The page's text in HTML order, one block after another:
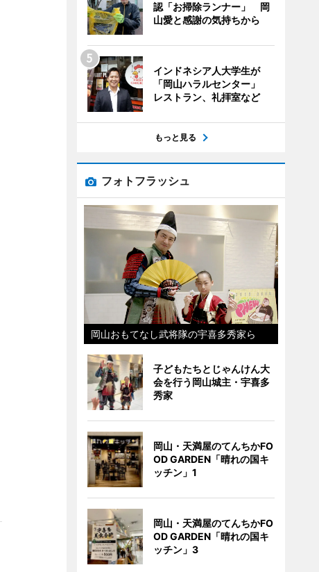
認「お掃除ランナー」 岡
山愛と感謝の気持ちから
インドネシア人大学生が
「岡山ハラルセンター」
レストラン、礼拝室など
もっと見る
フォトフラッシュ
岡山おもてなし武将隊の宇喜多秀家ら
子どもたちとじゃんけん大
会を行う岡山城主・宇喜多
秀家
岡山・天満屋のてんちかFO
OD GARDEN「晴れの国キ
ッチン」1
岡山・天満屋のてんちかFO
OD GARDEN「晴れの国キ
ッチン」3